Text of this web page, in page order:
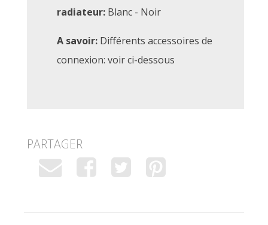
radiateur: Blanc - Noir
A savoir: Différents accessoires de
connexion: voir ci-dessous
PARTAGER